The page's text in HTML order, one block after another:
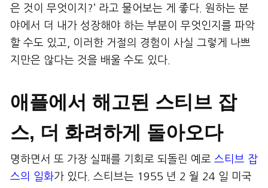
은 것이 무엇이지?’ 라고 물어보는 게 좋다. 원하는 분
야에서 더 내가 성장해야 하는 부분이 무엇인지를 파악
할 수도 있고, 이러한 거절의 경험이 사실 그렇게 나쁘
지만은 않다는 것을 배울 수도 있다.
애플에서 해고된 스티브 잡
스, 더 화려하게 돌아오다
명하면서 또 가장 실패를 기회로 되돌린 예로 스티브 잡
스의 일화가 있다. 스티브는 1955 년 2 월 24 일 미국